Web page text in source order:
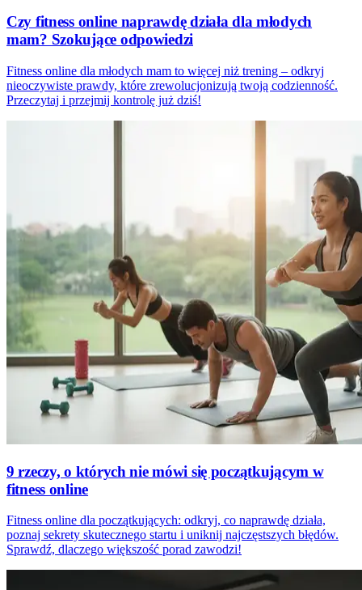
Czy fitness online naprawdę działa dla młodych
mam? Szokujące odpowiedzi
Fitness online dla młodych mam to więcej niż trening – odkryj
nieoczywiste prawdy, które zrewolucjonizują twoją codzienność.
Przeczytaj i przejmij kontrolę już dziś!
9 rzeczy, o których nie mówi się początkującym w
fitness online
Fitness online dla początkujących: odkryj, co naprawdę działa,
poznaj sekrety skutecznego startu i uniknij najczęstszych błędów.
Sprawdź, dlaczego większość porad zawodzi!